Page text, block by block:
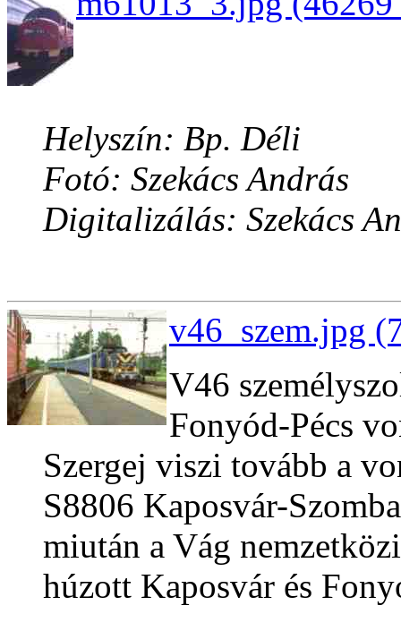
Helyszín: Bp. Déli
Fotó: Szekács András
Digitalizálás: Szekács
v46_szem.jpg
V46
Fonyód-Pécs
Szergej viszi tovább a
S8806 Kaposvár-
miután a Vág
húzott Kaposvár és